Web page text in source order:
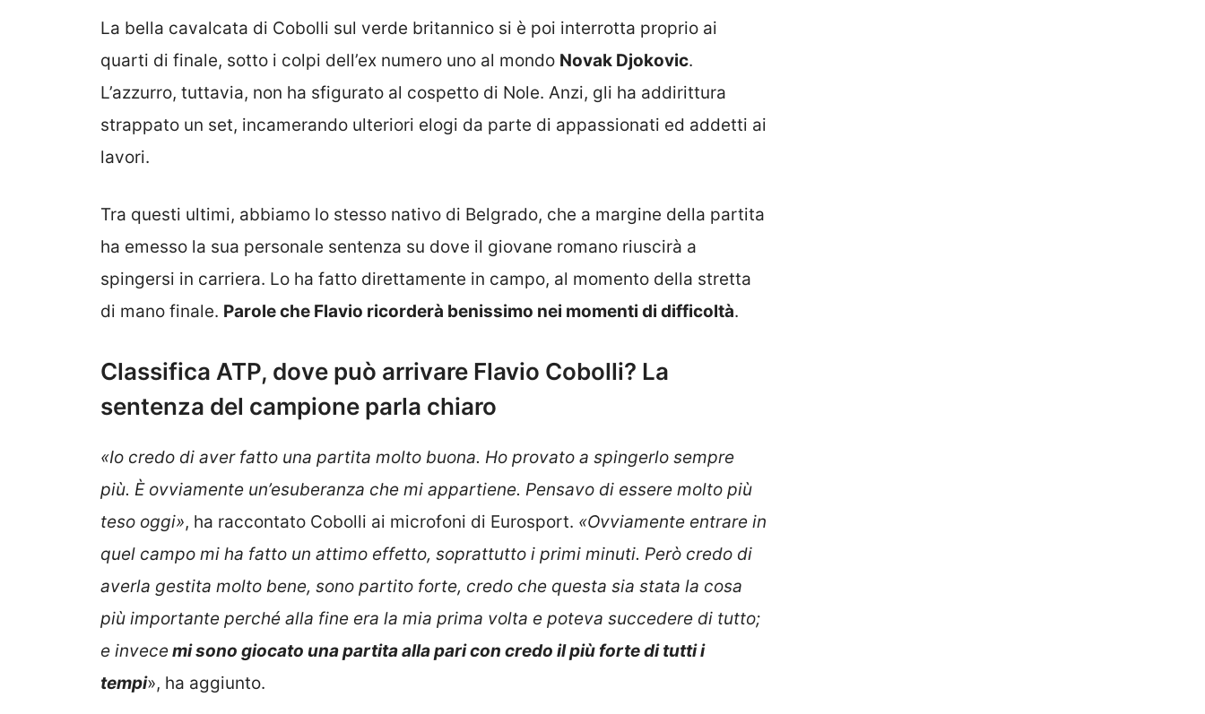
La bella cavalcata di Cobolli sul verde britannico si è poi interrotta proprio ai
quarti di finale, sotto i colpi dell’ex numero uno al mondo Novak Djokovic.
L’azzurro, tuttavia, non ha sfigurato al cospetto di Nole. Anzi, gli ha addirittura
strappato un set, incamerando ulteriori elogi da parte di appassionati ed addetti ai
lavori.
Tra questi ultimi, abbiamo lo stesso nativo di Belgrado, che a margine della partita
ha emesso la sua personale sentenza su dove il giovane romano riuscirà a
spingersi in carriera. Lo ha fatto direttamente in campo, al momento della stretta
di mano finale. Parole che Flavio ricorderà benissimo nei momenti di difficoltà.
Classifica ATP, dove può arrivare Flavio Cobolli? La
sentenza del campione parla chiaro
«Io credo di aver fatto una partita molto buona. Ho provato a spingerlo sempre
più. È ovviamente un’esuberanza che mi appartiene. Pensavo di essere molto più
teso oggi», ha raccontato Cobolli ai microfoni di Eurosport. «Ovviamente entrare in
quel campo mi ha fatto un attimo effetto, soprattutto i primi minuti. Però credo di
averla gestita molto bene, sono partito forte, credo che questa sia stata la cosa
più importante perché alla fine era la mia prima volta e poteva succedere di tutto;
e invecemi sono giocato una partita alla pari con credo il più forte di tutti i
tempi», ha aggiunto.